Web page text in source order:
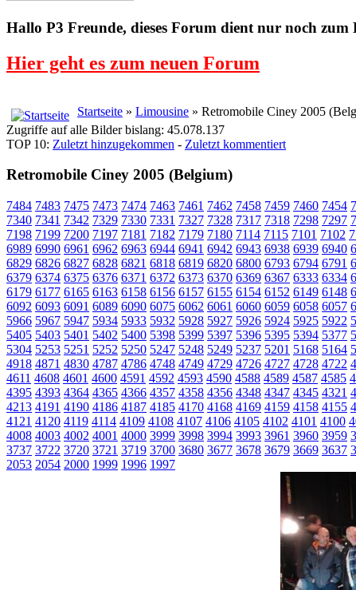
Hallo P3 Freunde, dieses Forum dient nur noch
Hier geht es zum neuen Forum
Startseite » Limousine » Retromobile Ciney 2005
Zugriffe auf alle Bilder bislang: 45.078.137
TOP 10: Zuletzt hinzugekommen - Zuletzt kommentiert
Retromobile Ciney 2005 (Belgium)
7484 7483 7475 7473 7474 7463 7461 7462 7458 7459 7460 7454
7340 7341 7342 7329 7330 7331 7327 7328 7317 7318 7298 7297
7198 7199 7200 7197 7181 7182 7179 7180 7114 7115 7101 7102
6989 6990 6961 6962 6963 6944 6941 6942 6943 6938 6939 6940
6829 6826 6827 6828 6821 6818 6819 6820 6800 6793 6794 6791
6379 6374 6375 6376 6371 6372 6373 6370 6369 6367 6333 6334
6179 6177 6165 6163 6158 6156 6157 6155 6154 6152 6149 6148
6092 6093 6091 6089 6090 6075 6062 6061 6060 6059 6058 6057
5966 5967 5947 5934 5933 5932 5928 5927 5926 5924 5925 5922
5405 5403 5401 5402 5400 5398 5399 5397 5396 5395 5394 5377
5304 5253 5251 5252 5250 5247 5248 5249 5237 5201 5168 5164
4918 4871 4830 4787 4786 4748 4749 4729 4726 4727 4728 4722
4611 4608 4601 4600 4591 4592 4593 4590 4588 4589 4587 4585
4395 4393 4364 4365 4366 4357 4358 4356 4348 4347 4345 4321
4213 4191 4190 4186 4187 4185 4170 4168 4169 4159 4158 4155
4121 4120 4119 4114 4109 4108 4107 4106 4105 4102 4101 4100
4008 4003 4002 4001 4000 3999 3998 3994 3993 3961 3960 3959
3737 3722 3720 3721 3719 3700 3680 3677 3678 3679 3669 3637
2053 2054 2000 1999 1996 1997